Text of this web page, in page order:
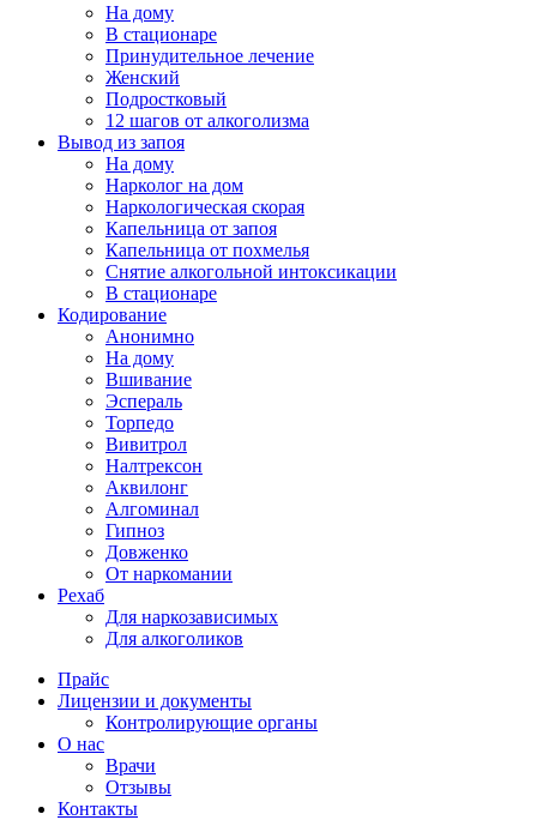
На дому
В стационаре
Принудительное лечение
Женский
Подростковый
12 шагов от алкоголизма
Вывод из запоя
На дому
Нарколог на дом
Наркологическая скорая
Капельница от запоя
Капельница от похмелья
Снятие алкогольной интоксикации
В стационаре
Кодирование
Анонимно
На дому
Вшивание
Эспераль
Торпедо
Вивитрол
Налтрексон
Аквилонг
Алгоминал
Гипноз
Довженко
От наркомании
Рехаб
Для наркозависимых
Для алкоголиков
Прайс
Лицензии и документы
Контролирующие органы
О нас
Врачи
Отзывы
Контакты